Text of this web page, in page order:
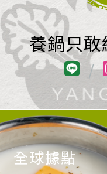
養鍋只
/
全球據點